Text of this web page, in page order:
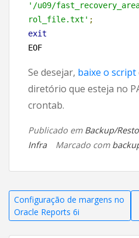
'/u09/
rol_file.txt' ;
exit
EOF
Se desejar, baixe o script
diretório que esteja no
crontab.
Publicado em Backup/
Infra
Marcado com
Navegação
de
Configuração de margens no
Oracle Reports 6i